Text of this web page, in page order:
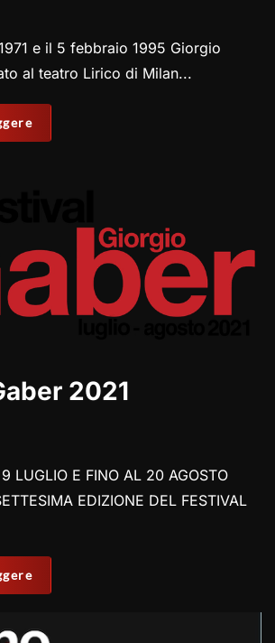
e il 5 febbraio 1995 Giorgio
al teatro Lirico di Milan...
2021
LUGLIO E FINO AL 20 AGOSTO
EDIZIONE DEL FESTIVAL